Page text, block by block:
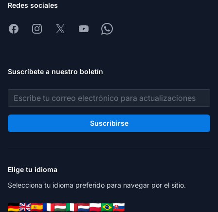
Redes sociales
FacebookInstagram
X YoutubeWhatsapp
Suscríbete a nuestro boletín
Dirección de correo electrónico
Suscribirse
Elige tu idioma
Selecciona tu idioma preferido para navegar por el sitio.